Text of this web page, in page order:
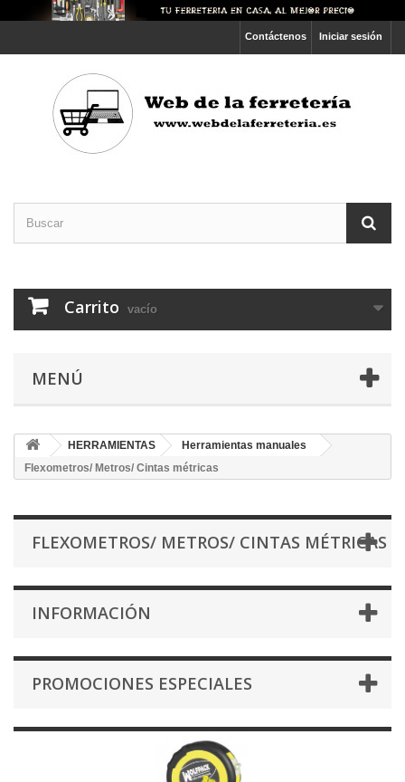
Iniciar sesión
Contáctenos
Carrito vacío
MENÚ
HERRAMIENTAS
Herramientas manuales
Flexometros/ Metros/ Cintas métricas
FLEXOMETROS/ METROS/ CINTAS MÉTRICAS
INFORMACIÓN
PROMOCIONES ESPECIALES